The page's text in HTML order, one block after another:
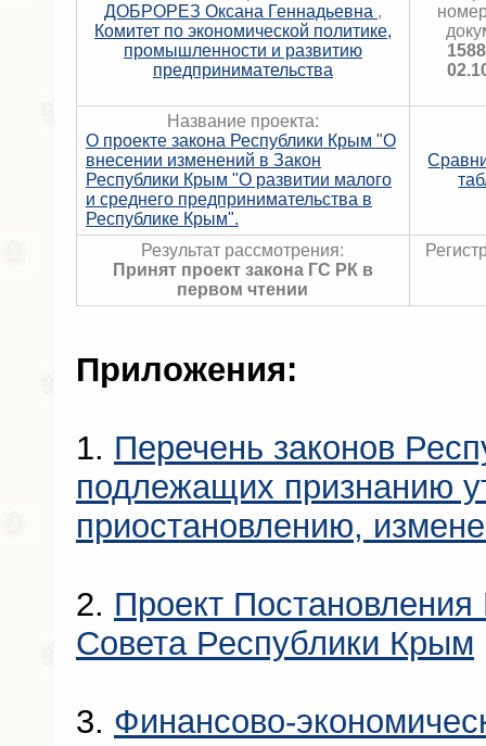
ДОБРОРЕЗ Оксана Геннадьевна ,
Комитет по экономической политике,
промышленности и развитию
предпринимательства
Название проекта:
О проекте закона Республики Крым "О
внесении изменений в Закон
Республики Крым "О развитии малого
и среднего предпринимательства в
Республике Крым".
Результат рассмотрения:
Принят проект закона ГС РК в
первом чтении
Приложения:
1. Перечень законов
подлежащих признанию
приостановлению,
2. Проект Постановления
Совета Республики Крым
3. Финансово-